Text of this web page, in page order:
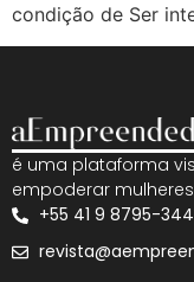
condição de Ser
é uma plataforma
empoderar
+55 41 9 8795-